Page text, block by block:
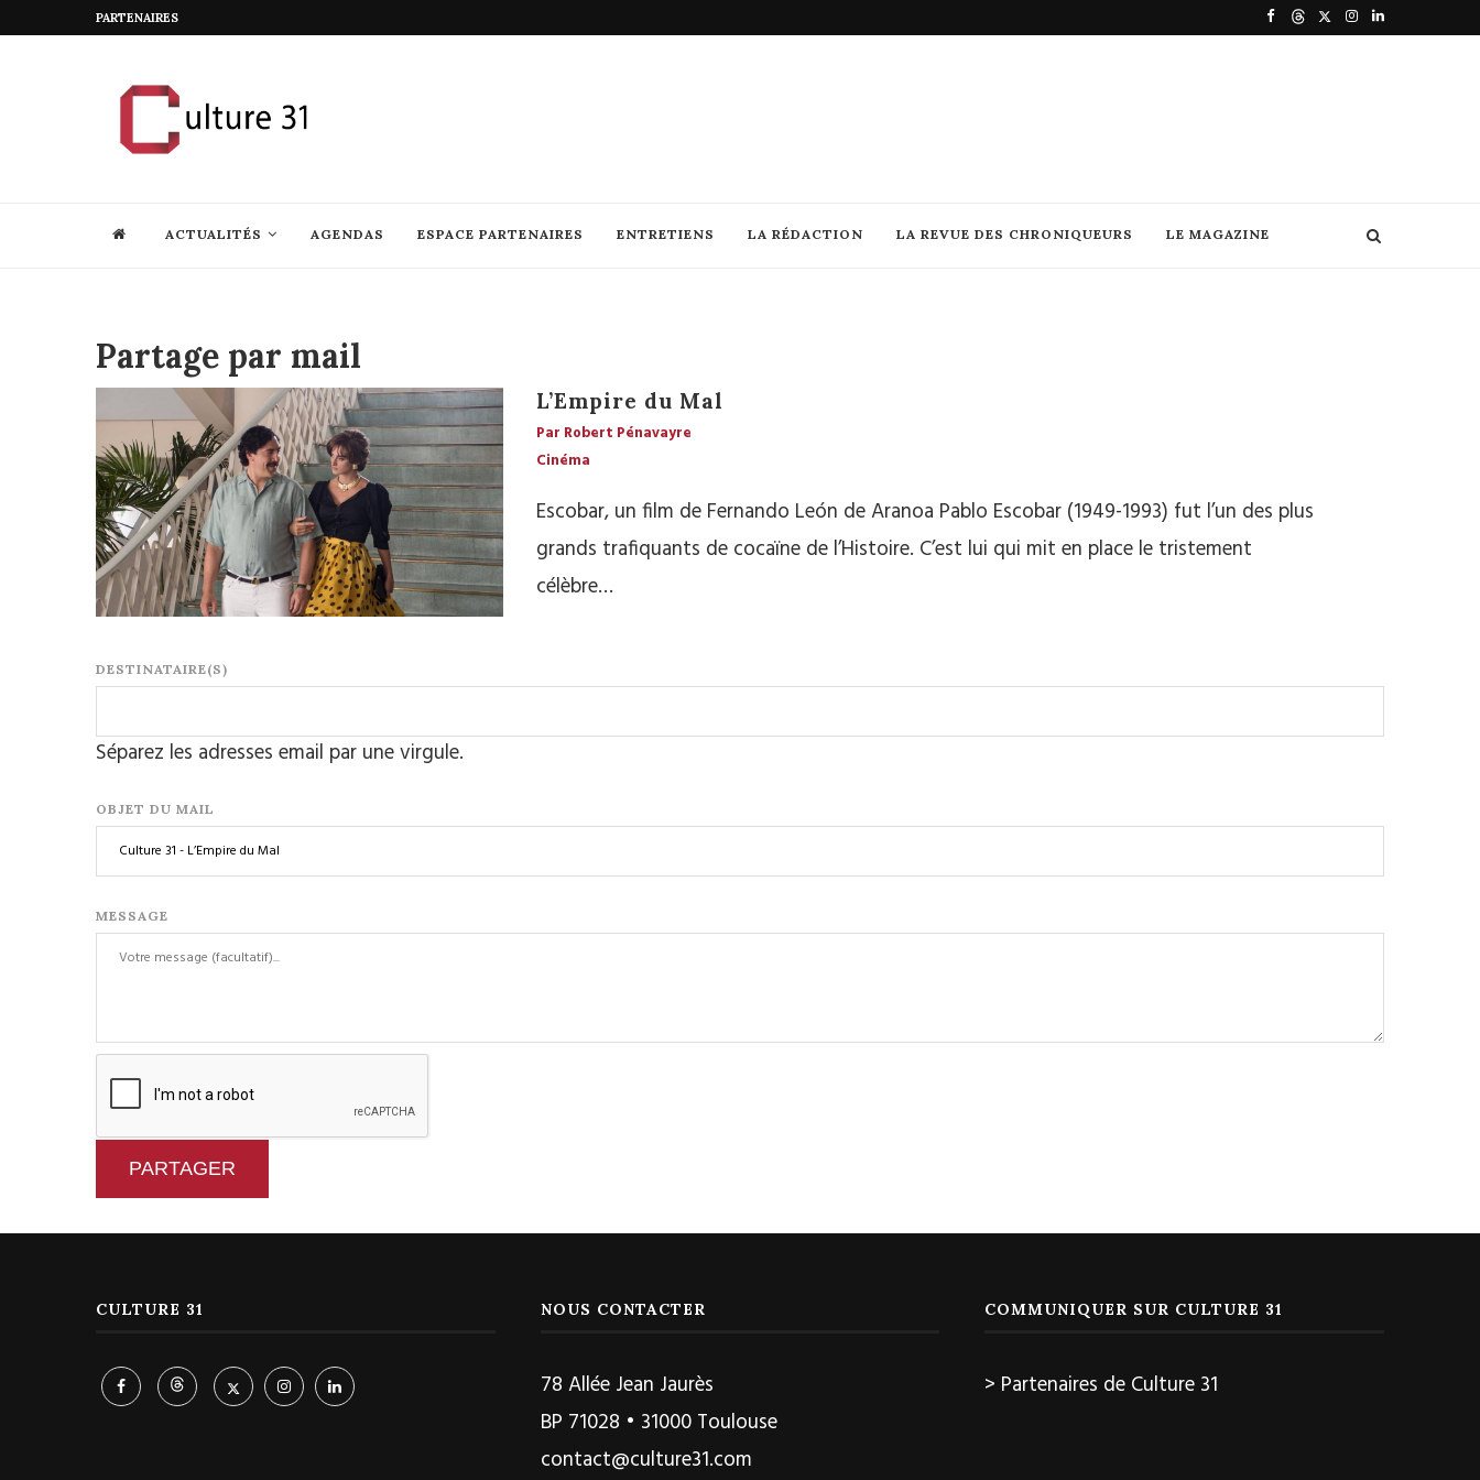
PARTENAIRES
ACTUALITÉS AGENDAS ESPACE PARTENAIRES ENTRETIENS LA RÉDACTION LA REVUE DES CHRONIQUEURS LE MAGAZINE
Partage par mail
L’Empire du Mal
Par Robert Pénavayre
Cinéma
Escobar, un film de Fernando León de Aranoa Pablo Escobar (1949-1993) fut l’un des plus
grands trafiquants de cocaïne de l’Histoire. C’est lui qui mit en place le tristement
célèbre…
DESTINATAIRE(S)
Séparez les adresses email par une virgule.
OBJET DU MAIL
MESSAGE
PARTAGER
CULTURE 31 NOUS CONTACTER
78 Allée Jean Jaurès
BP 71028 • 31000 Toulouse
contact@culture31.com
COMMUNIQUER SUR CULTURE 31
> Partenaires de Culture 31